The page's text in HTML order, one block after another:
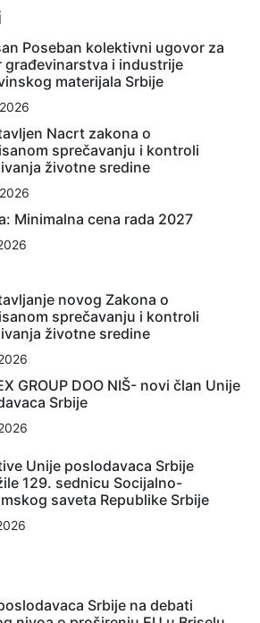
Poseban kolektivni ugovor za
građevinarstva i industrije
materijala Srbije
Nacrt zakona o
sprečavanju i kontroli
životne sredine
Minimalna cena rada 2027
novog Zakona o
sprečavanju i kontroli
životne sredine
GROUP DOO NIŠ- novi član Unije
Srbije
Unije poslodavaca Srbije
129. sednicu Socijalno-
saveta Republike Srbije
Srbije na debati